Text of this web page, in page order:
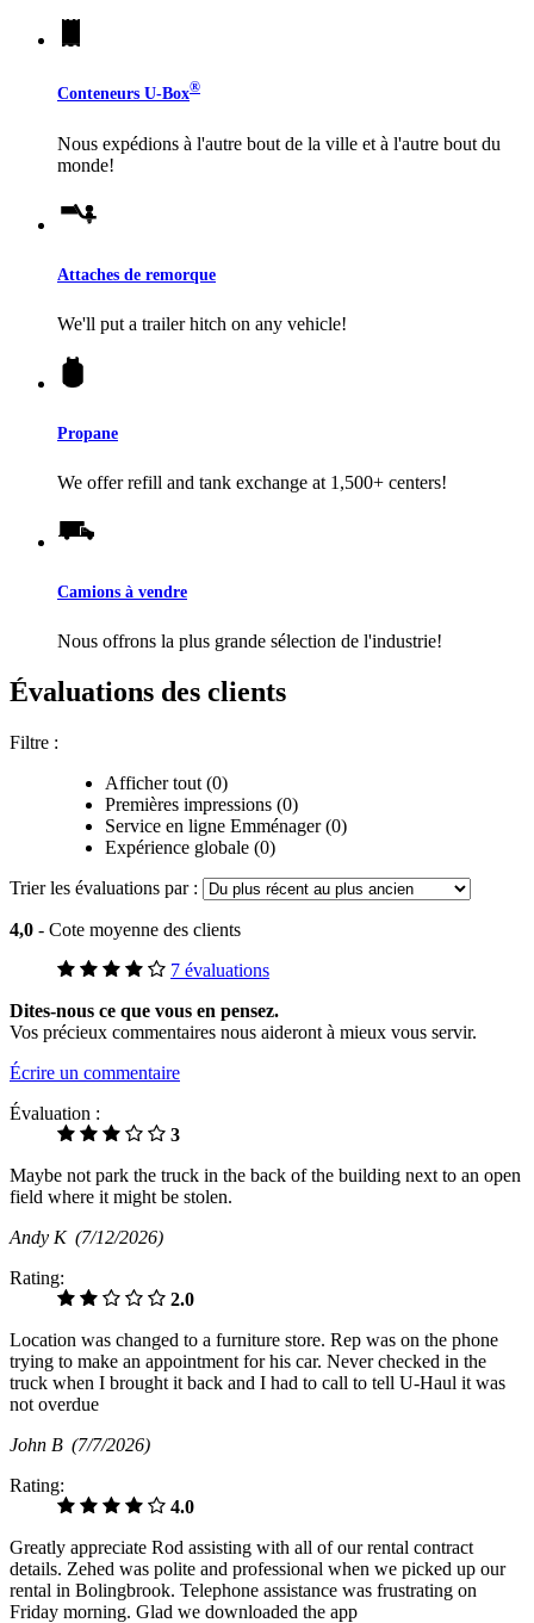
Conteneurs U-Box®
Nous expédions à l'autre bout de la ville et à l'autre bout du
monde!
Attaches de remorque
We'll put a trailer hitch on any vehicle!
Propane
We offer refill and tank exchange at 1,500+ centers!
Camions à vendre
Nous offrons la plus grande sélection de l'industrie!
Évaluations des clients
Filtre :
Afficher tout (0)
Premières impressions (0)
Service en ligne Emménager (0)
Expérience globale (0)
Trier les évaluations par :
4,0 - Cote moyenne des clients
7 évaluations
Dites-nous ce que vous en pensez.
Vos précieux commentaires nous aideront à mieux vous servir.
Écrire un commentaire
Évaluation :
3
Maybe not park the truck in the back of the building next to an open
field where it might be stolen.
Andy K (7/12/2026)
Rating:
2.0
Location was changed to a furniture store. Rep was on the phone
trying to make an appointment for his car. Never checked in the
truck when I brought it back and I had to call to tell U-Haul it was
not overdue
John B (7/7/2026)
Rating:
4.0
Greatly appreciate Rod assisting with all of our rental contract
details. Zehed was polite and professional when we picked up our
rental in Bolingbrook. Telephone assistance was frustrating on
Friday morning. Glad we downloaded the app